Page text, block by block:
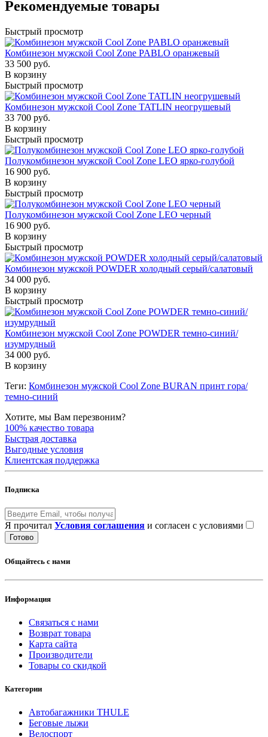
Рекомендуемые товары
Быстрый просмотр
Комбинезон мужской Cool Zone PABLO оранжевый
33 500 руб.
В корзину
Быстрый просмотр
Комбинезон мужской Cool Zone TATLIN неогрушевый
33 700 руб.
В корзину
Быстрый просмотр
Полукомбинезон мужской Cool Zone LEO ярко-голубой
16 900 руб.
В корзину
Быстрый просмотр
Полукомбинезон мужской Cool Zone LEO черный
16 900 руб.
В корзину
Быстрый просмотр
Комбинезон мужской POWDER холодный серый/салатовый
34 000 руб.
В корзину
Быстрый просмотр
Комбинезон мужской Cool Zone POWDER темно-синий/
изумрудный
34 000 руб.
В корзину
Теги: Комбинезон мужской Cool Zone BURAN принт гора/
темно-синий
Хотите, мы Вам перезвоним?
100% качество товара
Быстрая доставка
Выгодные условия
Клиентская поддержка
Подписка
Я прочитал Условия соглашения и согласен с условиями
Готово
Общайтесь с нами
Информация
Связаться с нами
Возврат товара
Карта сайта
Производители
Товары со скидкой
Категории
Автобагажники THULE
Беговые лыжи
Велоспорт